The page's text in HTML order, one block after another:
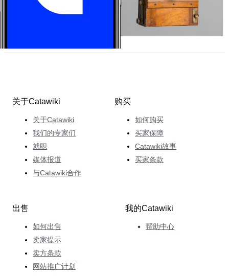
关于Catawiki
关于Catawiki
我们的专家们
就职
媒体报道
与Catawiki合作
购买
如何购买
买家保障
Catawiki故事
买家条款
出售
如何出售
卖家提示
卖方条款
网站推广计划
我的Catawiki
帮助中心